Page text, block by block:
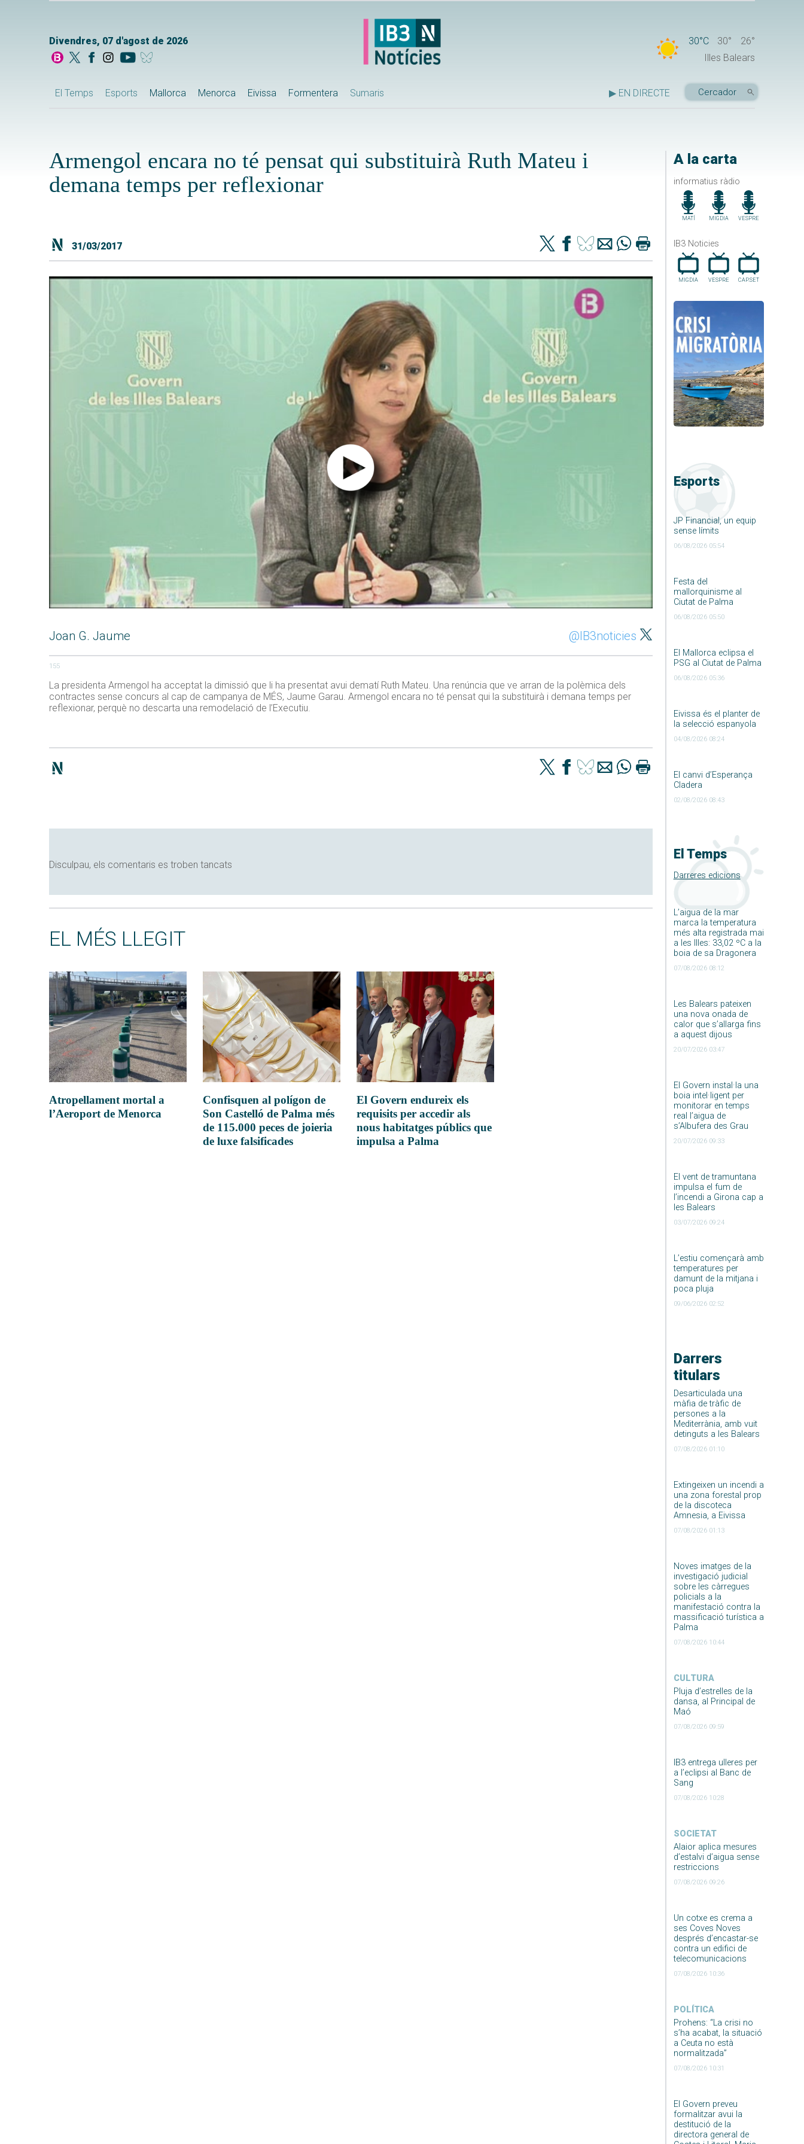
Divendres, 07 d'agost de 2026 30°C 30°
26°
Illes Balears
El Temps Esports Mallorca Menorca Eivissa Formentera Sumaris ▶ EN DIRECTE
A la carta
informatius ràdio
MATÍ MIGDIA VESPRE
IB3 Noticies
MIGDIA VESPRE CAP.SET
Esports
JP Financial, un equip
sense límits
06/08/2026 05:54
Festa del
mallorquinisme al
Ciutat de Palma
06/08/2026 05:50
El Mallorca eclipsa el
PSG al Ciutat de Palma
06/08/2026 05:36
Eivissa és el planter de
la selecció espanyola
04/08/2026 08:24
El canvi d’Esperança
Cladera
02/08/2026 08:43
El Temps
Darreres edicions
L’aigua de la mar
marca la temperatura
més alta registrada mai
a les Illes: 33,02 ºC a la
boia de sa Dragonera
07/08/2026 08:12
Les Balears pateixen
una nova onada de
calor que s’allarga fins
a aquest dijous
20/07/2026 03:47
El Govern instal·la una
boia intel·ligent per
monitorar en temps
real l’aigua de
s’Albufera des Grau
20/07/2026 09:33
El vent de tramuntana
impulsa el fum de
l’incendi a Girona cap a
les Balears
03/07/2026 09:24
L’estiu començarà amb
temperatures per
damunt de la mitjana i
poca pluja
09/06/2026 02:52
Darrers
titulars
Desarticulada una
màfia de tràfic de
persones a la
Mediterrània, amb vuit
detinguts a les Balears
07/08/2026 01:10
Extingeixen un incendi a
una zona forestal prop
de la discoteca
Amnesia, a Eivissa
07/08/2026 01:13
Noves imatges de la
investigació judicial
sobre les càrregues
policials a la
manifestació contra la
massificació turística a
Palma
07/08/2026 10:44
CULTURA
Pluja d’estrelles de la
dansa, al Principal de
Maó
07/08/2026 09:59
IB3 entrega ulleres per
a l’eclipsi al Banc de
Sang
07/08/2026 10:28
SOCIETAT
Alaior aplica mesures
d’estalvi d’aigua sense
restriccions
07/08/2026 09:26
Un cotxe es crema a
ses Coves Noves
després d’encastar-se
contra un edifici de
telecomunicacions
07/08/2026 10:36
POLÍTICA
Prohens: “La crisi no
s’ha acabat, la situació
a Ceuta no està
normalitzada”
07/08/2026 10:31
El Govern preveu
formalitzar avui la
destitució de la
directora general de
Armengol encara no té pensat qui substituirà Ruth Mateu i
demana temps per reflexionar
31/03/2017
Joan G. Jaume @IB3noticies
155
La presidenta Armengol ha acceptat la dimissió que li ha presentat avui dematí Ruth Mateu. Una renúncia que ve arran de la polèmica dels
contractes sense concurs al cap de campanya de MÉS, Jaume Garau. Armengol encara no té pensat qui la substituirà i demana temps per
reflexionar, perquè no descarta una remodelació de l’Executiu.
Disculpau, els comentaris es troben tancats
EL MÉS LLEGIT
Atropellament mortal a
l’Aeroport de Menorca
Confisquen al polígon de
Son Castelló de Palma més
de 115.000 peces de joieria
de luxe falsificades
El Govern endureix els
requisits per accedir als
nous habitatges públics que
impulsa a Palma